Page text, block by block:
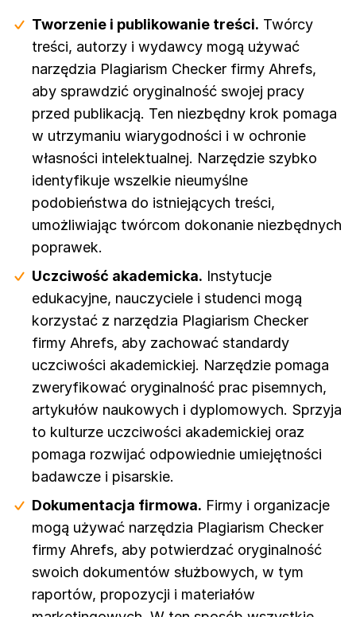
Tworzenie i publikowanie treści. Twórcy
treści, autorzy i wydawcy mogą używać
narzędzia Plagiarism Checker firmy Ahrefs,
aby sprawdzić oryginalność swojej pracy
przed publikacją. Ten niezbędny krok pomaga
w utrzymaniu wiarygodności i w ochronie
własności intelektualnej. Narzędzie szybko
identyfikuje wszelkie nieumyślne
podobieństwa do istniejących treści,
umożliwiając twórcom dokonanie niezbędnych
poprawek.
Uczciwość akademicka. Instytucje
edukacyjne, nauczyciele i studenci mogą
korzystać z narzędzia Plagiarism Checker
firmy Ahrefs, aby zachować standardy
uczciwości akademickiej. Narzędzie pomaga
zweryfikować oryginalność prac pisemnych,
artykułów naukowych i dyplomowych. Sprzyja
to kulturze uczciwości akademickiej oraz
pomaga rozwijać odpowiednie umiejętności
badawcze i pisarskie.
Dokumentacja firmowa. Firmy i organizacje
mogą używać narzędzia Plagiarism Checker
firmy Ahrefs, aby potwierdzać oryginalność
swoich dokumentów służbowych, w tym
raportów, propozycji i materiałów